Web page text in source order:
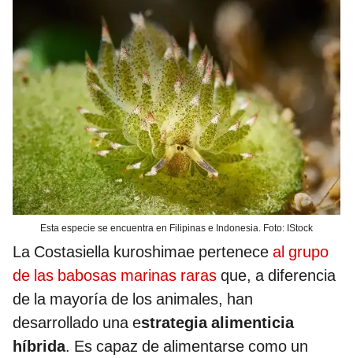
Esta especie se encuentra en Filipinas e Indonesia. Foto: IStock
La Costasiella kuroshimae pertenece al grupo
de las babosas marinas raras que, a diferencia
de la mayoría de los animales, han
desarrollado una estrategia alimenticia
híbrida. Es capaz de alimentarse como un